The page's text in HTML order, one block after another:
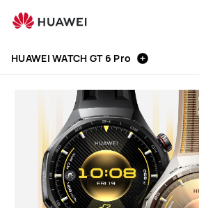
WATCH
HUAWEI WATCH GT 6 Pro